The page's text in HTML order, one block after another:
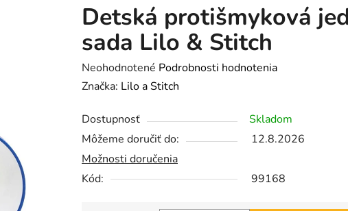
Detská protišmyková
sada Lilo & Stitch
Priemerné
hodnotenie
je
0,0
z
5
Neohodnotené Podrobnosti hodnotenia
Značka: Lilo a Stitch
Dostupnosť
Skladom
Môžeme doručiť do:
12.8.2026
Možnosti doručenia
Kód:
99168